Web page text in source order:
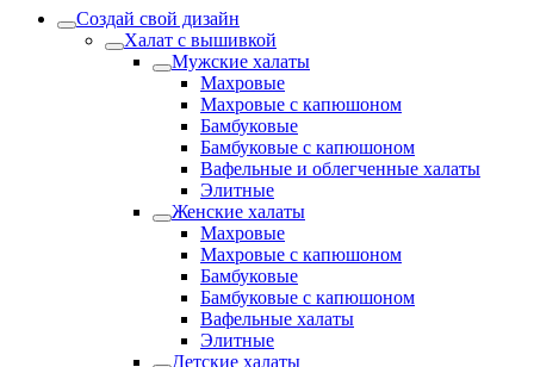
Создай свой дизайн
Халат с вышивкой
Мужские халаты
Махровые
Махровые с капюшоном
Бамбуковые
Бамбуковые с капюшоном
Вафельные и облегченные халаты
Элитные
Женские халаты
Махровые
Махровые с капюшоном
Бамбуковые
Бамбуковые с капюшоном
Вафельные халаты
Элитные
Детские халаты